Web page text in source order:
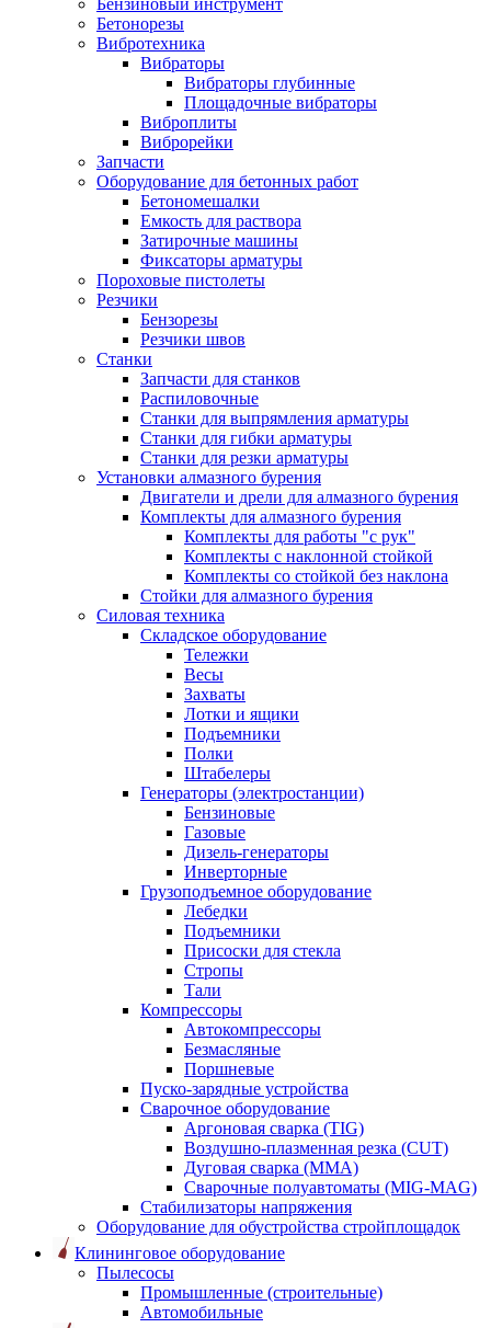
Бензиновый инструмент
Бетонорезы
Вибротехника
Вибраторы
Вибраторы глубинные
Площадочные вибраторы
Виброплиты
Виброрейки
Запчасти
Оборудование для бетонных работ
Бетономешалки
Емкость для раствора
Затирочные машины
Фиксаторы арматуры
Пороховые пистолеты
Резчики
Бензорезы
Резчики швов
Станки
Запчасти для станков
Распиловочные
Станки для выпрямления арматуры
Станки для гибки арматуры
Станки для резки арматуры
Установки алмазного бурения
Двигатели и дрели для алмазного бурения
Комплекты для алмазного бурения
Комплекты для работы "с рук"
Комплекты с наклонной стойкой
Комплекты со стойкой без наклона
Стойки для алмазного бурения
Силовая техника
Складское оборудование
Тележки
Весы
Захваты
Лотки и ящики
Подъемники
Полки
Штабелеры
Генераторы (электростанции)
Бензиновые
Газовые
Дизель-генераторы
Инверторные
Грузоподъемное оборудование
Лебедки
Подъемники
Присоски для стекла
Стропы
Тали
Компрессоры
Автокомпрессоры
Безмасляные
Поршневые
Пуско-зарядные устройства
Сварочное оборудование
Аргоновая сварка (TIG)
Воздушно-плазменная резка (CUT)
Дуговая сварка (ММА)
Сварочные полуавтоматы (MIG-MAG)
Стабилизаторы напряжения
Оборудование для обустройства стройплощадок
Клининговое оборудование
Пылесосы
Промышленные (строительные)
Автомобильные